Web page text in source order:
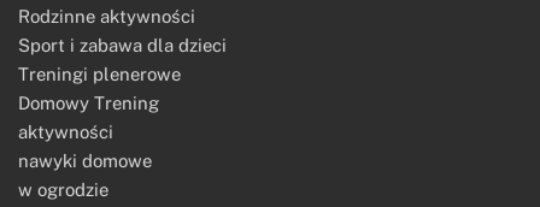
Rodzinne aktywności
Sport i zabawa dla dzieci
Treningi plenerowe
Domowy Trening
aktywności
nawyki domowe
w ogrodzie